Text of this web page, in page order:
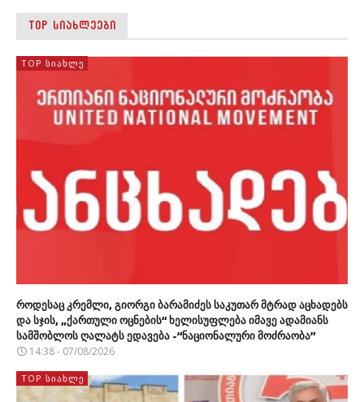
TOP ᲡᲘᲐᲮᲚᲔᲔᲑᲘ
TOP ᲡᲘᲐᲮᲚᲔ
როდესაც კრემლი, გიორგი ბარამიძეს საკუთარ მტრად აცხადებს
და სჯის, „ქართული ოცნების“ ხელისუფლება იმავე ადამიანს
სამშობლოს ღალატს ედავება -“ნაციონალური მოძრაობა”
14:38 - 07/08/2026
TOP ᲡᲘᲐᲮᲚᲔ